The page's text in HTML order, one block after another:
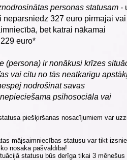
personas statusam -
327 euro pirmajai vai
bet katrai nākamai
euro*
(persona) ir nonākusi krīzes
vai citu no tās neatkarīgu
nodrošināt savas
psihosociāla vai
piešķiršanas nosacījumiem var
mājsaimniecības statusu var tikt
nosaka pašvaldība!
statusu būs derīga tikai 3 mēnešus